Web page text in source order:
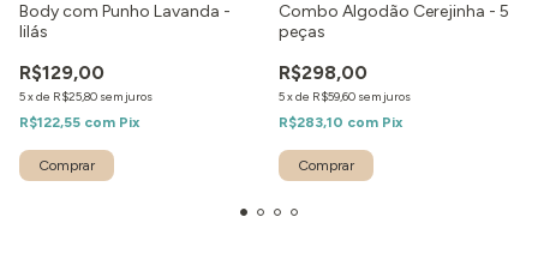
Body com Punho Lavanda -
lilás
R$129,00
5xde R$25,80 sem juros
R$122,55 com Pix
Combo Algodão Cerejinha - 5
peças
R$298,00
5xde R$59,60 sem juros
R$283,10 com Pix